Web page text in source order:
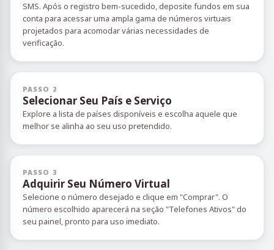
SMS. Após o registro bem-sucedido, deposite fundos em sua
conta para acessar uma ampla gama de números virtuais
projetados para acomodar várias necessidades de
verificação.
PASSO 2
Selecionar Seu País e Serviço
Explore a lista de países disponíveis e escolha aquele que
melhor se alinha ao seu uso pretendido.
PASSO 3
Adquirir Seu Número Virtual
Selecione o número desejado e clique em "Comprar". O
número escolhido aparecerá na seção "Telefones Ativos" do
seu painel, pronto para uso imediato.